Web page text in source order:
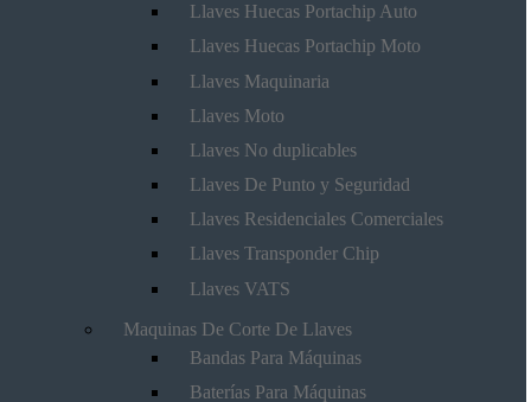
Llaves Huecas Portachip Auto
Llaves Huecas Portachip Moto
Llaves Maquinaria
Llaves Moto
Llaves No duplicables
Llaves De Punto y Seguridad
Llaves Residenciales Comerciales
Llaves Transponder Chip
Llaves VATS
Maquinas De Corte De Llaves
Bandas Para Máquinas
Baterías Para Máquinas